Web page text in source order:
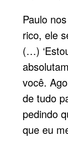
Paulo
rico, ele
(…)
você.
de tudo
pedindo
que eu